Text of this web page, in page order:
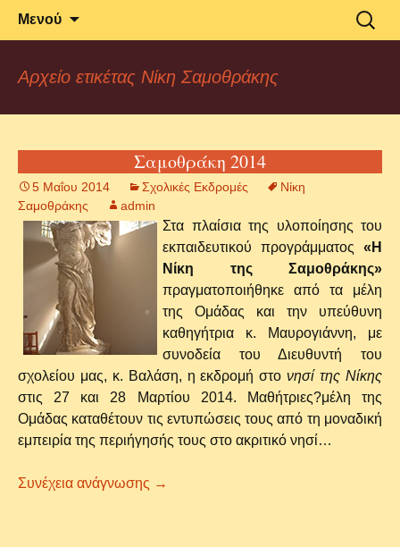
2o Γυμνάσιο
Αλεξανδρούπολης
Δραστηριότητες και Ανακοινώσεις του
2ου Γυμνασίου Αλεξανδρούπολης
Μενού
για:
Αρχείο ετικέτας Νίκη Σαμοθράκης
Σαμοθράκη 2014
5 Μαΐου 2014 Σχολικές Εκδρομές
Νίκη
Σαμοθράκης
admin
Στα πλαίσια της υλοποίησης του
εκπαιδευτικού προγράμματος «Η
Νίκη της Σαμοθράκης»
πραγματοποιήθηκε από τα μέλη
της Ομάδας και την υπεύθυνη
καθηγήτρια κ. Μαυρογιάννη, με
συνοδεία του Διευθυντή του
σχολείου μας, κ. Βαλάση, η εκδρομή στονησί της Νίκης
στις 27 και 28 Μαρτίου 2014. Μαθήτριες?μέλη της
Ομάδας καταθέτουν τις εντυπώσεις τους από τη μοναδική
εμπειρία της περιήγησής τους στο ακριτικό νησί…
Συνέχεια ανάγνωσης Σαμοθράκη 2014
→